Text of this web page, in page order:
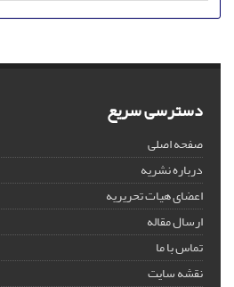
دسترسی سریع
صفحه اصلی
درباره نشریه
اعضای هیات تحریریه
ارسال مقاله
تماس با ما
نقشه سایت